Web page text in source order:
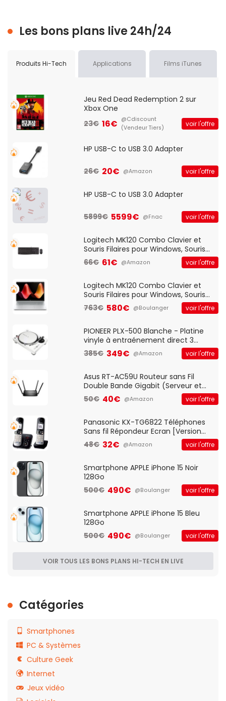
Les bons plans live 24h/24
Produits Hi-Tech Applications Films iTunes
Jeu Red Dead Redemption 2 sur
Xbox One
23€ 16€ @Cdiscount
(Vendeur Tiers)
voir l'offre
HP USB-C to USB 3.0 Adapter
26€ 20€ @Amazon voir l'offre
HP USB-C to USB 3.0 Adapter
5899€ 5599€ @Fnac voir l'offre
Logitech MK120 Combo Clavier et
Souris Filaires pour Windows, Souris
Optique Filaire, Connexion USB Plug
And Play, Confortable, Taille
QWERTY UK - Noir
66€ 61€ @Amazon voir l'offre
Logitech MK120 Combo Clavier et
Souris Filaires pour Windows, Souris
Optique Filaire, Connexion USB Plug
And Play, Confortable, Taille
QWERTY UK - Noir
763€ 580€ @Boulanger voir l'offre
PIONEER PLX-500 Blanche - Platine
vinyle à entraénement direct 3
vitesses (33-45-78 trs/min) avec
pre-ampli intégré et port USB
385€ 349€ @Amazon voir l'offre
Asus RT-AC59U Routeur sans Fil
Double Bande Gigabit (Serveur et
Client VPN, Triple Vlan, Mode Point
d'accès et Bridge, contrôle Parental,
50€ 40€ @Amazon voir l'offre
Panasonic KX-TG6822 Téléphones
Sans fil Répondeur Ecran [Version
Française]
48€ 32€ @Amazon voir l'offre
Smartphone APPLE iPhone 15 Noir
128Go
500€ 490€ @Boulanger voir l'offre
Smartphone APPLE iPhone 15 Bleu
128Go
500€ 490€ @Boulanger voir l'offre
VOIR TOUS LES BONS PLANS HI-TECH EN LIVE
Catégories
Smartphones
PC & Systèmes
Culture Geek
Internet
Jeux vidéo